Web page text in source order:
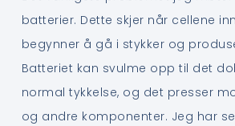
batterier. Dette skjer når cellene
begynner å gå i stykker og
Batteriet kan svulme opp til det
normal tykkelse, og det presser
og andre komponenter. Jeg har